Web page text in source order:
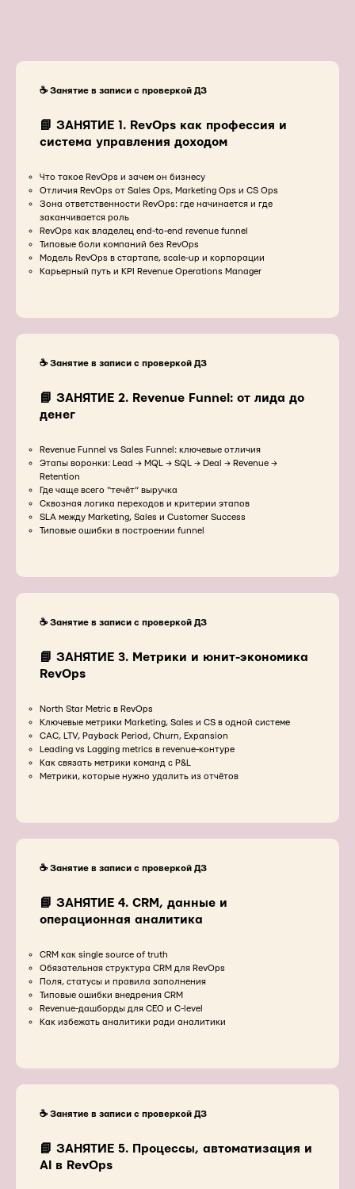
☕️ Занятие в записи с проверкой ДЗ
📘 ЗАНЯТИЕ 1. RevOps как профессия и
система управления доходом
Что такое RevOps и зачем он бизнесу
Отличия RevOps от Sales Ops, Marketing Ops и CS Ops
Зона ответственности RevOps: где начинается и где
заканчивается роль
RevOps как владелец end-to-end revenue funnel
Типовые боли компаний без RevOps
Модель RevOps в стартапе, scale-up и корпорации
Карьерный путь и KPI Revenue Operations Manager
☕️ Занятие в записи с проверкой ДЗ
📘 ЗАНЯТИЕ 2. Revenue Funnel: от лида до
денег
Revenue Funnel vs Sales Funnel: ключевые отличия
Этапы воронки: Lead → MQL → SQL → Deal → Revenue →
Retention
Где чаще всего “течёт” выручка
Сквозная логика переходов и критерии этапов
SLA между Marketing, Sales и Customer Success
Типовые ошибки в построении funnel
☕️ Занятие в записи с проверкой ДЗ
📘 ЗАНЯТИЕ 3. Метрики и юнит-экономика
RevOps
North Star Metric в RevOps
Ключевые метрики Marketing, Sales и CS в одной системе
CAC, LTV, Payback Period, Churn, Expansion
Leading vs Lagging metrics в revenue-контуре
Как связать метрики команд с P&L
Метрики, которые нужно удалить из отчётов
☕️ Занятие в записи с проверкой ДЗ
📘 ЗАНЯТИЕ 4. CRM, данные и
операционная аналитика
CRM как single source of truth
Обязательная структура CRM для RevOps
Поля, статусы и правила заполнения
Типовые ошибки внедрения CRM
Revenue-дашборды для CEO и C-level
Как избежать аналитики ради аналитики
☕️ Занятие в записи с проверкой ДЗ
📘 ЗАНЯТИЕ 5. Процессы, автоматизация и
AI в RevOps